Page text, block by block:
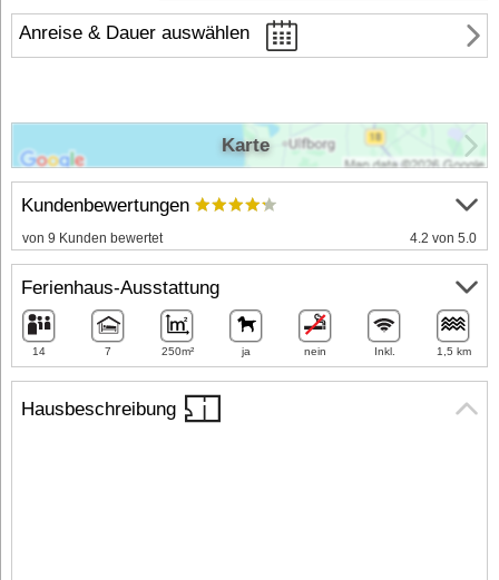
Anreise & Dauer auswählen
Hausbeschreibung
Kundenbewertungen
von 9 Kunden bewertet 4.2 von 5.0
Ferienhaus-Ausstattung
14 7 250m² ja nein Inkl. 1,5 km
Karte